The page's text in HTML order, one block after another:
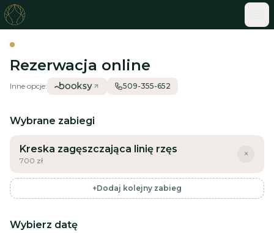
Rezerwacja online
Inne opcje: 509-355-652
Wybrane zabiegi
Kreska zagęszczająca linię rzęs
700 zł
×
+Dodaj kolejny zabieg
Wybierz datę